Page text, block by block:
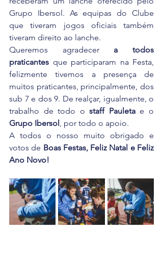
Grupo Ibersol. As equipas do Clube
que tiveram jogos oficiais também
tiveram direito ao lanche.
Queremos agradecer a todos
praticantes que participaram na Festa,
felizmente tivemos a presença de
muitos praticantes, principalmente, dos
sub 7 e dos 9. De realçar, igualmente, o
trabalho de todo o staff Pauleta
Grupo Ibersol, por todo o apoio.
A todos o nosso muito obrigado e
votos de Boas Festas, Feliz Natal e Feliz
Ano Novo!